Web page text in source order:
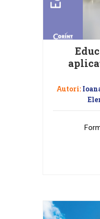
Autori: